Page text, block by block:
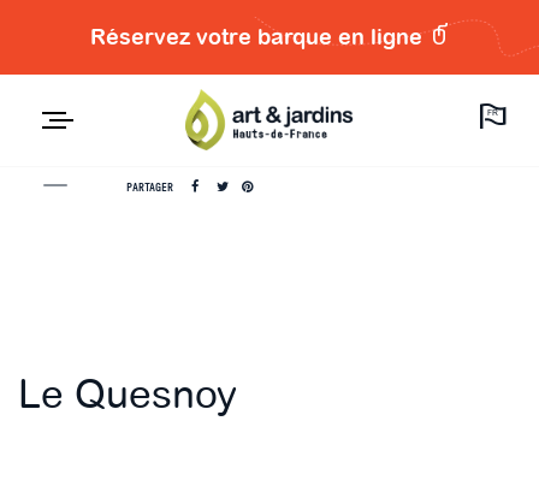
Réservez votre barque en ligne
FR
PARTAGER
Le Quesnoy